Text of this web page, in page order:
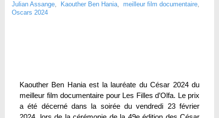
Julian Assange, Kaouther Ben Hania, meilleur film documentaire,
Oscars 2024
Kaouther Ben Hania est la lauréate du César 2024 du
meilleur film documentaire pour Les Filles d’Olfa. Le prix
a été décerné dans la soirée du vendredi 23 février